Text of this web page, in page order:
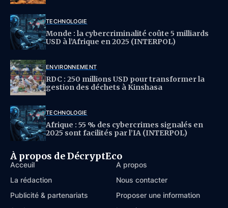
TECHNOLOGIE
Monde : la cybercriminalité coûte 5 milliards
USD à l’Afrique en 2025 (INTERPOL)
ENVIRONNEMENT
RDC : 250 millions USD pour transformer la
gestion des déchets à Kinshasa
TECHNOLOGIE
Afrique : 55 % des cybercrimes signalés en
2025 sont facilités par l’IA (INTERPOL)
À propos de DécryptEco
Acceuil
À propos
La rédaction
Nous contacter
Publicité & partenariats
Proposer une information